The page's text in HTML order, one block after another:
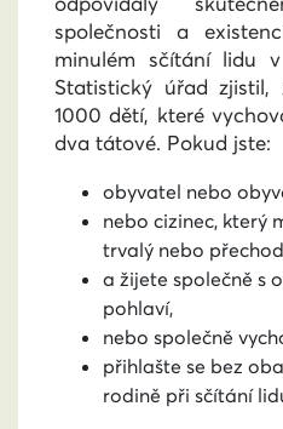
společnosti a
minulém sčítání lidu
Statistický úřad
1000 dětí, které
dva tátové. Pokud jste:
obyvatel nebo
nebo cizinec, který
trvalý nebo
a žijete společně s
pohlaví,
nebo společně
přihlašte se bez
rodině při sčítání